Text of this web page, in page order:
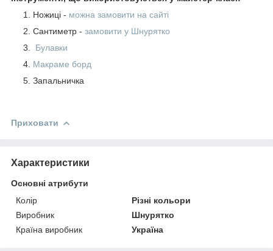
Ножиці - можна замовити на сайті
Сантиметр - замовити у Шнурятко
Булавки
Макраме борд
Запальничка
Приховати
Характеристики
Основні атрибути
Колір
Різні кольори
Виробник
Шнурятко
Країна виробник
Україна